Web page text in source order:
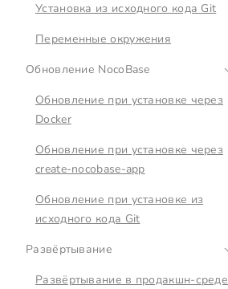
Установка из исходного кода Git
Переменные окружения
Обновление NocoBase
Обновление при установке через
Docker
Обновление при установке через
create-nocobase-app
Обновление при установке из
исходного кода Git
Развёртывание
Развёртывание в продакшн-среде